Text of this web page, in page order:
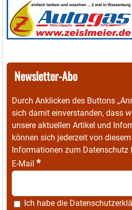
Newsletter-Abo
Durch Anklicken des Buttons
sich damit einverstanden, dass
unsere aktuellen Artikel und
können sich jederzeit von
Informationen zum Datenschutz
E-Mail *
Ich habe die